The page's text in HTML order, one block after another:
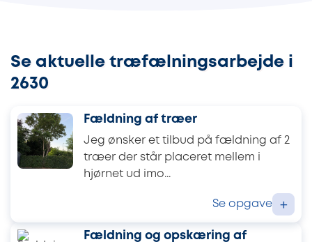
Se aktuelle træfælningsarbejde i
2630
Fældning af træer
Jeg ønsker et tilbud på fældning af 2
træer der står placeret mellem i
hjørnet ud imo...
Se opgave +
Fældning og opskæring af